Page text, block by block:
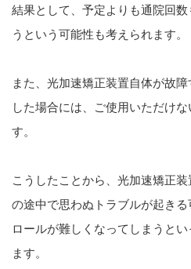
結果として、予定よりも通院回
うという可能性も考えられます。
また、光加速矯正装置自体が故
した場合には、ご使用いただけ
す。
こうしたことから、光加速矯正
の途中で思わぬトラブルが起き
ロールが難しくなってしまうと
ます。